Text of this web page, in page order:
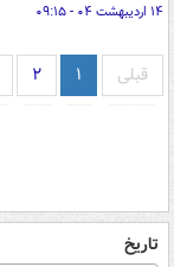
۱۴ اردیبهشت ۰۴ - ۰۹:۱۵
قبلی ۱ ۲
تاریخ